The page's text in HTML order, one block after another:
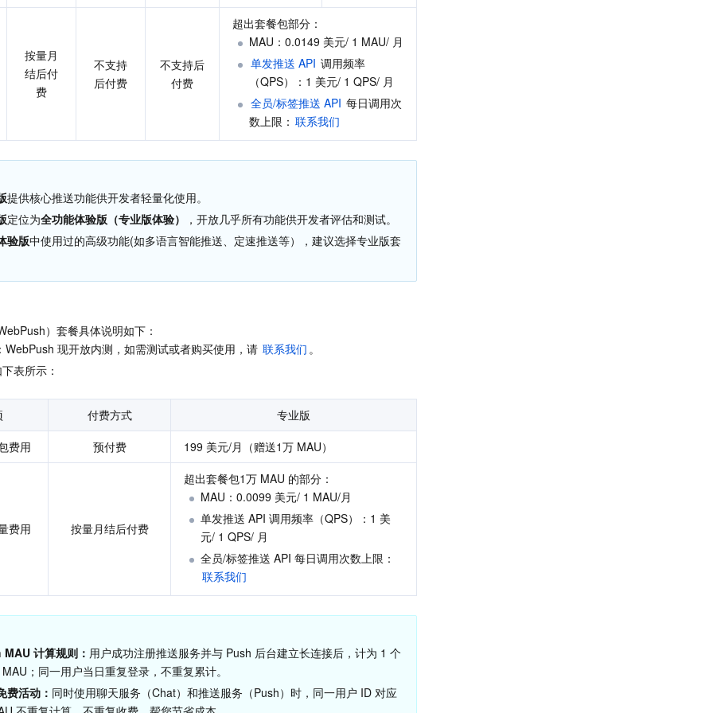
按量月
结后付
费
不支持
后付费
不支持后
付费
超出套餐包部分：
MAU：0.0149 美元/ 1 MAU/ 月
单发推送 API 调用频率
（QPS）：1 美元/ 1 QPS/ 月
全员/标签推送 API 每日调用次
数上限： 联系我们
提供核心推送功能供开发者轻量化使用。
定位为全功能体验版（专业版体验）
，开放几乎所有功能供开发者评估和测试。
验版中使用过的高级功能(如多语言智能推送、定速推送等），建议选择专业版套
）套餐具体说明如下：
WebPush 现开放内测，如需测试或者购买使用，请 联系我们 。
表所示：
付费方式
专业版
费用
预付费 199 美元/月（赠送1万 MAU）
费用 按量月结后付费
超出套餐包1万 MAU 的部分：
MAU：0.0099 美元/ 1 MAU/月
单发推送 API 调用频率（QPS）：1 美
元/ 1 QPS/ 月
全员/标签推送 API 每日调用次数上限：
联系我们
MAU 计算规则： 用户成功注册推送服务并与 Push 后台建立长连接后，计为 1 个
MAU；同一用户当日重复登录，不重复累计。
费活动： 同时使用聊天服务 （Chat） 和推送服务（Push）时，同一用户 ID 对应